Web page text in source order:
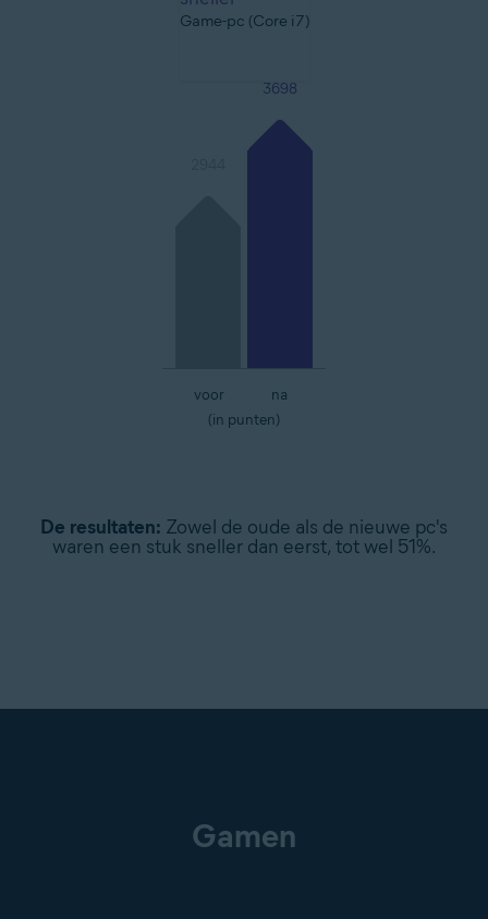
Game-pc (Core i7)
3698
voor
na
(in punten)
De resultaten: Zowel de oude als de nieuwe pc's
waren een stuk sneller dan eerst, tot wel 51%.
Gamen